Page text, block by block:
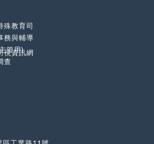
殊教育司
務與輔導
視資訊網
管用)
查